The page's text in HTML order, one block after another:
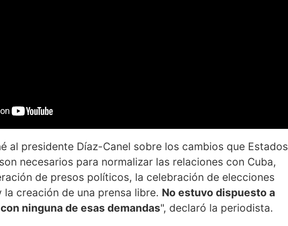
al presidente Díaz-Canel sobre los cambios que Estados
necesarios para normalizar las relaciones con Cuba,
de presos políticos, la celebración de elecciones
creación de una prensa libre. No estuvo dispuesto a
ninguna de esas demandas", declaró la periodista.